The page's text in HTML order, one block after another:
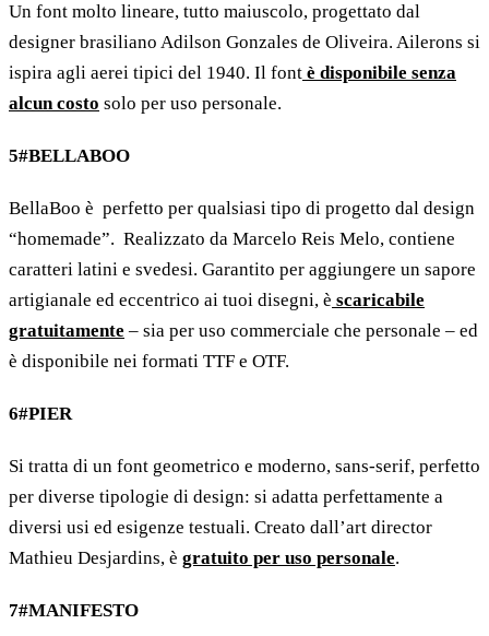
Un font molto lineare, tutto maiuscolo, progettato dal
designer brasiliano Adilson Gonzales de Oliveira. Ailerons si
ispira agli aerei tipici del 1940. Il font è disponibile senza
alcun costo solo per uso personale.
5#BELLABOO
BellaBoo è perfetto per qualsiasi tipo di progetto dal design
“homemade”. Realizzato da Marcelo Reis Melo, contiene
caratteri latini e svedesi. Garantito per aggiungere un sapore
artigianale ed eccentrico ai tuoi disegni, è scaricabile
gratuitamente – sia per uso commerciale che personale – ed
è disponibile nei formati TTF e OTF.
6#PIER
Si tratta di un font geometrico e moderno, sans-serif, perfetto
per diverse tipologie di design: si adatta perfettamente a
diversi usi ed esigenze testuali. Creato dall’art director
Mathieu Desjardins, è gratuito per uso personale.
7#MANIFESTO